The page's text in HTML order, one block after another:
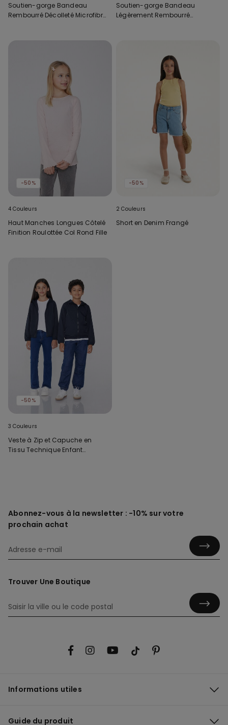
Soutien-gorge Bandeau
Rembourré Décolleté Microfibre
Soutien-gorge Bandeau
Légèrement Rembourré
-50%
4 Couleurs
Haut Manches Longues Côtelé
Finition Roulottée Col Rond Fille
-50%
2 Couleurs
Short en Denim Frangé
-50%
3 Couleurs
Veste à Zip et Capuche en
Tissu Technique Enfant
Abonnez-vous à la newsletter : -10% sur votre
prochain achat
Trouver Une Boutique
Informations utiles
Guide du produit